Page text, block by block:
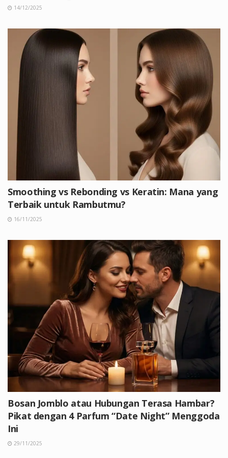
14/12/2025
Smoothing vs Rebonding vs Keratin: Mana yang
Terbaik untuk Rambutmu?
16/11/2025
Bosan Jomblo atau Hubungan Terasa Hambar?
Pikat dengan 4 Parfum “Date Night” Menggoda
Ini
29/11/2025